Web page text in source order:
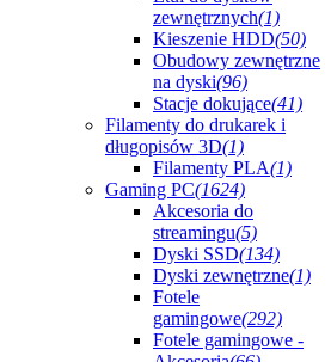
zewnętrznych(1)
Kieszenie HDD(50)
Obudowy zewnętrzne
na dyski(96)
Stacje dokujące(41)
Filamenty do drukarek i
długopisów 3D(1)
Filamenty PLA(1)
Gaming PC(1624)
Akcesoria do
streamingu(5)
Dyski SSD(134)
Dyski zewnętrzne(1)
Fotele
gamingowe(292)
Fotele gamingowe -